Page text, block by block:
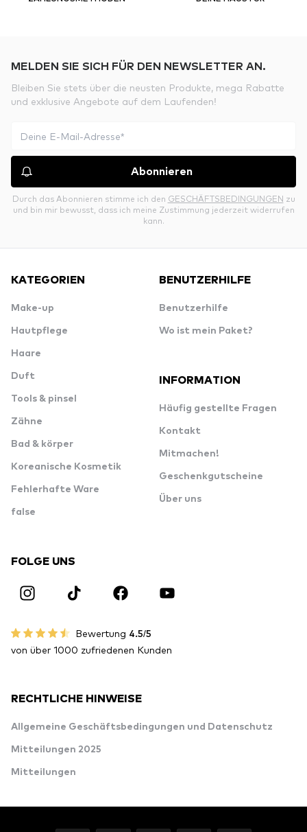
MELDEN SIE SICH FÜR DEN NEWSLETTER AN.
Bleiben Sie stets über die neusten Produkte, mega Rabatte
und exklusive Angebote auf dem Laufenden!
Abonnieren
Durch das Abonnieren stimme ich den GESCHÄFTSBEDINGUNGEN zu
und bin mir bewusst, dass ich meine Zustimmung jederzeit widerrufen
kann.
KATEGORIEN
Make-up
Hautpflege
Haare
Duft
Tools & pinsel
Zähne
Bad & körper
Koreanische Kosmetik
Fehlerhafte Ware
false
BENUTZERHILFE
Benutzerhilfe
Wo ist mein Paket?
INFORMATION
Häufig gestellte Fragen
Kontakt
Mitmachen!
Geschenkgutscheine
Über uns
FOLGE UNS
Bewertung 4.5/5
von über 1000 zufriedenen Kunden
RECHTLICHE HINWEISE
Allgemeine Geschäftsbedingungen und Datenschutz
Mitteilungen 2025
Mitteilungen